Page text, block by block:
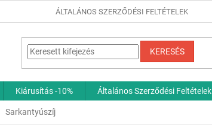
ÁLTALÁNOS SZERZŐDÉSI FELTÉTELEK
KERESÉS
Kiárusítás -10% Általános Szerződési Feltételek
Sarkantyúszíj